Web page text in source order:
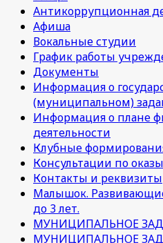
Антикоррупционная
Афиша
Вокальные студии
График работы
Документы
Информация о
(муниципальном)
Информация о плане
деятельности
Клубные
Консультации по
Контакты и реквизиты
Малышок.
до 3 лет.
МУНИЦИПАЛЬНОЕ
МУНИЦИПАЛЬНОЕ